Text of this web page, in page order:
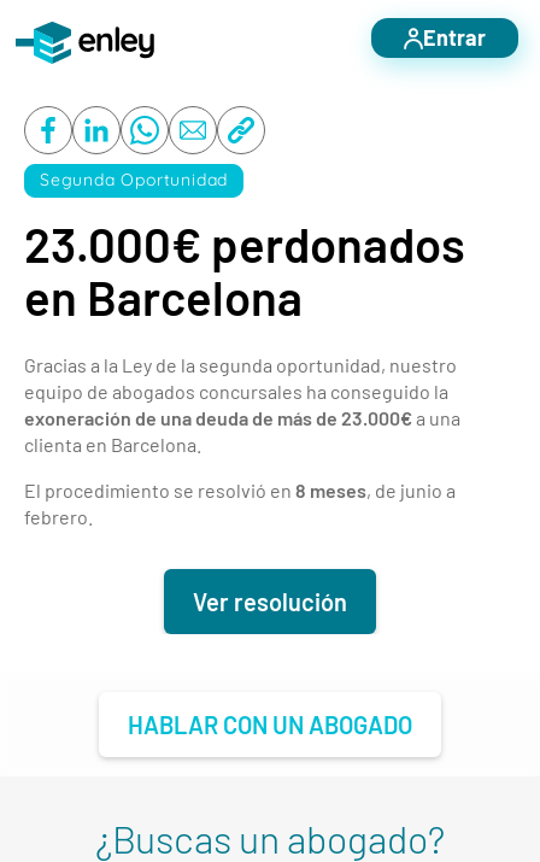
Otros servicios
Nosotros
Blog
Casos de éxito
Contacto
Entrar
Segunda Oportunidad
23.000€ perdonados
en Barcelona
Gracias a la Ley de la segunda oportunidad, nuestro
equipo de abogados concursales ha conseguido la
exoneración de una deuda de más de 23.000€a una
clienta en Barcelona.
El procedimiento se resolvió en 8 meses, de junio a
febrero.
Ver resolución
HABLAR CON UN ABOGADO
¿Buscas un abogado?